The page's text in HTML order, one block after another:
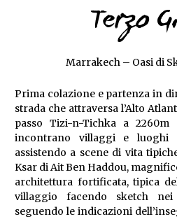
Terzo
Marrakech – Oasi di
Prima colazione e partenza in
strada che attraversa l’Alto
passo Tizi-n-Tichka a
incontrano villaggi e luoghi
assistendo a scene di vita
Ksar di Ait Ben Haddou,
architettura fortificata, tipica
villaggio facendo sketch
seguendo le indicazioni